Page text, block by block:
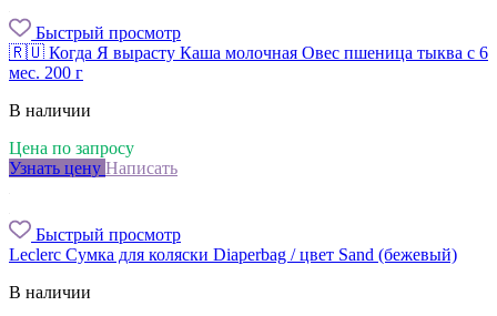
Быстрый просмотр
🇷🇺 Когда Я вырасту Каша молочная Овес пшеница тыква с 6
мес. 200 г
В наличии
Цена по запросу
Узнать цену Написать
Быстрый просмотр
Leclerc Сумка для коляски Diaperbag / цвет Sand (бежевый)
В наличии